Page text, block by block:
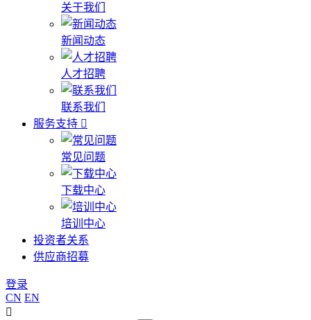
关于我们
新闻动态
人才招聘
联系我们
服务支持
常见问题
下载中心
培训中心
投资者关系
供应商招募
登录
CN EN